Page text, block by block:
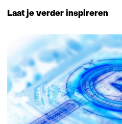
Laat je verder inspireren
6
t/